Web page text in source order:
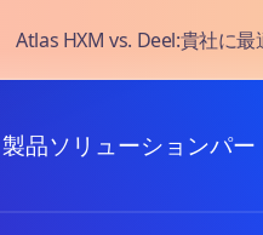
Atlas HXM vs. Deel:貴社に
製品ソリューションパー